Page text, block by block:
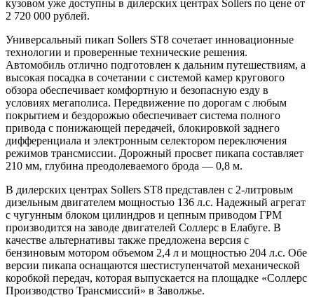
кузовом уже доступны в дилерских центрах Sollers по цене от
2 720 000 рублей.
Универсальный пикап Sollers ST8 сочетает инновационные
технологии и проверенные технические решения.
Автомобиль отлично подготовлен к дальним путешествиям, а
высокая посадка в сочетании с системой камер кругового
обзора обеспечивает комфортную и безопасную езду в
условиях мегаполиса. Передвижение по дорогам с любым
покрытием и бездорожью обеспечивает система полного
привода с понижающей передачей, блокировкой заднего
дифференциала и электронным селектором переключения
режимов трансмиссии. Дорожный просвет пикапа составляет
210 мм, глубина преодолеваемого брода — 0,8 м.
В дилерских центрах Sollers ST8 представлен с 2-литровым
дизельным двигателем мощностью 136 л.с. Надежный агрегат
с чугунным блоком цилиндров и цепным приводом ГРМ
производится на заводе двигателей Соллерс в Елабуге. В
качестве альтернативы также предложена версия с
бензиновым мотором объемом 2,4 л и мощностью 204 л.с. Обе
версии пикапа оснащаются шестиступенчатой механической
коробкой передач, которая выпускается на площадке «Соллерс
Производство Трансмиссий» в Заволжье.